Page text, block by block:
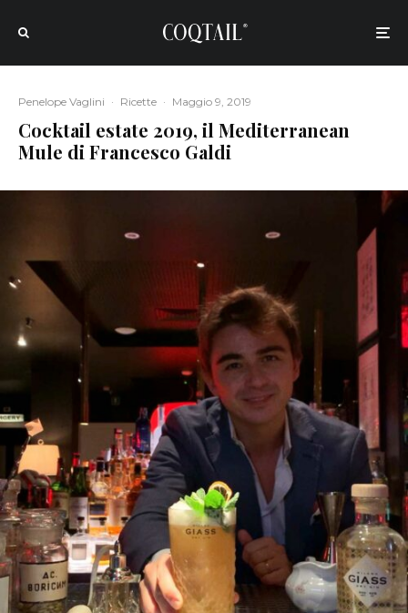
Penelope Vaglini · Ricette · Maggio 9, 2019
Cocktail estate 2019, il Mediterranean
Mule di Francesco Galdi